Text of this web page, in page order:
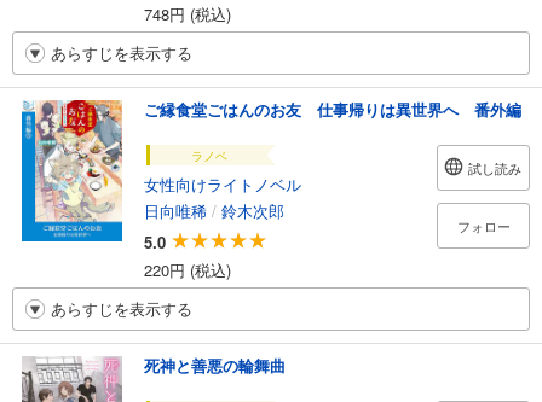
748円 (税込)
あらすじを表示する
ご縁食堂ごはんのお友 仕事帰りは異世界へ 番外編
ラノベ
女性向けライトノベル
日向唯稀 / 鈴木次郎
5.0
220円 (税込)
試し読み
フォロー
あらすじを表示する
死神と善悪の輪舞曲